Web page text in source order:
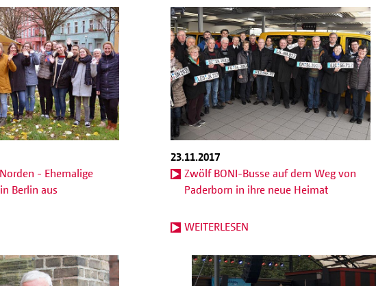
- Ehemalige
Berlin aus
23.11.2017
Zwölf BONI-Busse auf dem Weg von
Paderborn in ihre neue Heimat
WEITERLESEN